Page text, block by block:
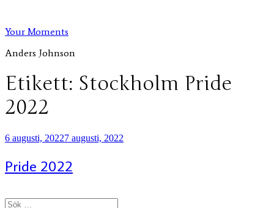
innehåll
Your Moments
Anders Johnson
Etikett: Stockholm Pride
2022
Publicerat
6 augusti, 20227 augusti, 2022
Pride 2022
Sök